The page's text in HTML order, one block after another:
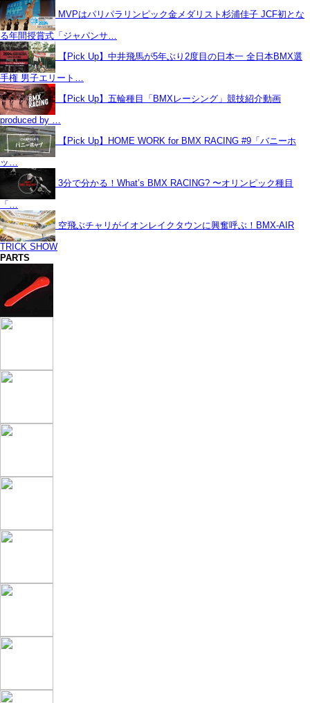
MVPはパリパラリンピック金メダリスト杉浦佳子 JCF初とな
る年間授賞式「ジャパンサ…
【Pick Up】中井飛馬が5年ぶり2度目の日本一 全日本BMX選
手権 男子エリート…
【Pick Up】五輪種目「BMXレーシング」競技紹介動画
produced by …
【Pick Up】HOME WORK for BMX RACING #9「バニーホ
ッ…
3分で分かる！What’s BMX RACING? 〜オリンピック種目
「…
空飛ぶチャリがイオンレイクタウンに興奮呼ぶ！BMX-AIR
TRICK SHOW
PARTS